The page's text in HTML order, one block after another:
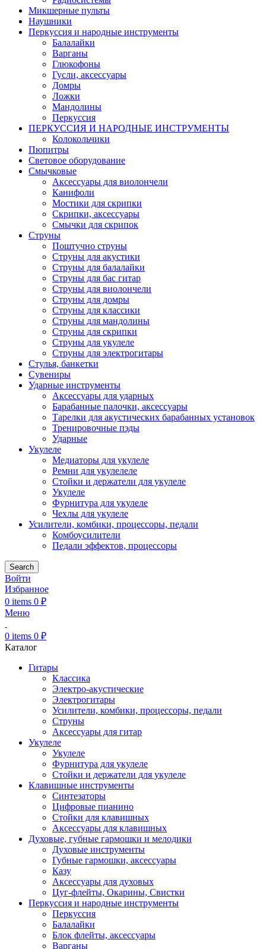
Микшерные пульты
Наушники
Перкуссия и народные инструменты
Балалайки
Варганы
Глюкофоны
Гусли, аксессуары
Домры
Ложки
Мандолины
Перкуссия
ПЕРКУССИЯ И НАРОДНЫЕ ИНСТРУМЕНТЫ
Колокольчики
Пюпитры
Световое оборудование
Смычковые
Аксессуары для виолончели
Канифоли
Мостики для скрипки
Скрипки, аксессуары
Смычки для скрипок
Струны
Поштучно струны
Струны для акустики
Струны для балалайки
Струны для бас гитар
Струны для виолончели
Струны для домры
Струны для классики
Струны для мандолины
Струны для скрипки
Струны для укулеле
Струны для электрогитары
Стулья, банкетки
Сувениры
Ударные инструменты
Аксессуары для ударных
Барабанные палочки, аксессуары
Тарелки для акустических барабанных установок
Тренировочные пэды
Ударные
Укулеле
Медиаторы для укулеле
Ремни для укулелеле
Стойки и держатели для укулеле
Укулеле
Фурнитура для укулеле
Чехлы для укулеле
Усилители, комбики, процессоры, педали
Комбоусилители
Педали эффектов, процессоры
Search
Войти
Избранное
0 items 0 ₽
Меню
0 items 0 ₽
Каталог
Гитары
Классика
Электро-акустические
Электрогитары
Усилители, комбики, процессоры, педали
Струны
Аксессуары для гитар
Укулеле
Укулеле
Фурнитура для укулеле
Стойки и держатели для укулеле
Клавишные инструменты
Синтезаторы
Цифровые пианино
Стойки для клавишных
Аксессуары для клавишных
Духовые, губные гармошки и мелодики
Духовые инструменты
Губные гармошки, аксессуары
Казу
Аксессуары для духовых
Цуг-флейты, Окарины, Свистки
Перкуссия и народные инструменты
Перкуссия
Балалайки
Блок флейты, аксессуары
Варганы